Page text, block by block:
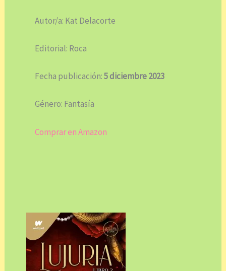
Autor/a: Kat Delacorte
Editorial: Roca
Fecha publicación:5 diciembre 2023
Género: Fantasía
Comprar en Amazon